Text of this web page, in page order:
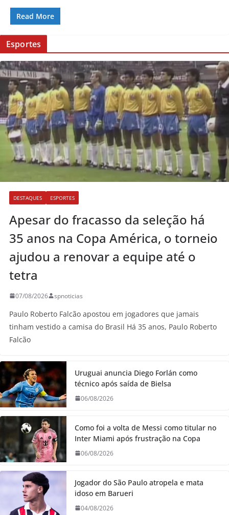
Read More
Esportes
DESTAQUES ESPORTES
Apesar do fracasso da seleção há
35 anos na Copa América, o torneio
ajudou a renovar a equipe até o
tetra
07/08/2026 spnoticias
Paulo Roberto Falcão apostou em jogadores que jamais
tinham vestido a camisa do Brasil Há 35 anos, Paulo Roberto
Falcão
Uruguai anuncia Diego Forlán como
técnico após saída de Bielsa
06/08/2026
Como foi a volta de Messi como titular no
Inter Miami após frustração na Copa
06/08/2026
Jogador do São Paulo atropela e mata
idoso em Barueri
04/08/2026